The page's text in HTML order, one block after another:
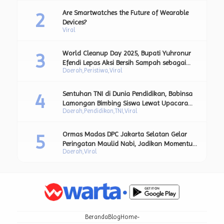
Viral
Are Smartwatches the Future of Wearable
Devices?
Daerah Peristiwa Viral
World Cleanup Day 2025, Bupati Yuhronur
Efendi Lepas Aksi Bersih Sampah sebagai
Bagian dari Upaya Strategis Pengurangan
Daerah Pendidikan TNI Viral
Sentuhan TNI di Dunia Pendidikan, Babinsa
Lamongan Bimbing Siswa Lewat Upacara
Bendera dan Pesan Moral Kebangsaan.
Daerah Viral
Ormas Madas DPC Jakarta Selatan Gelar
Peringatan Maulid Nabi, Jadikan Momentum
Teladani Akhlak Rasulullah SAW
BerandaBlogHome-